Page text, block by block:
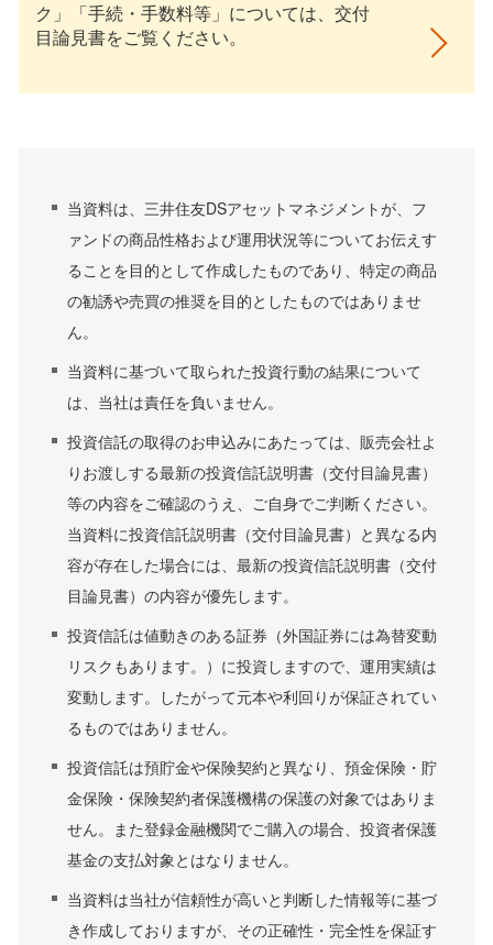
ク」「手続・手数料等」については、交付
目論見書をご覧ください。
当資料は、三井住友DSアセットマネジメントが、フ
ァンドの商品性格および運用状況等についてお伝えす
ることを目的として作成したものであり、特定の商品
の勧誘や売買の推奨を目的としたものではありませ
ん。
当資料に基づいて取られた投資行動の結果について
は、当社は責任を負いません。
投資信託の取得のお申込みにあたっては、販売会社よ
りお渡しする最新の投資信託説明書（交付目論見書）
等の内容をご確認のうえ、ご自身でご判断ください。
当資料に投資信託説明書（交付目論見書）と異なる内
容が存在した場合には、最新の投資信託説明書（交付
目論見書）の内容が優先します。
投資信託は値動きのある証券（外国証券には為替変動
リスクもあります。）に投資しますので、運用実績は
変動します。したがって元本や利回りが保証されてい
るものではありません。
投資信託は預貯金や保険契約と異なり、預金保険・貯
金保険・保険契約者保護機構の保護の対象ではありま
せん。また登録金融機関でご購入の場合、投資者保護
基金の支払対象とはなりません。
当資料は当社が信頼性が高いと判断した情報等に基づ
き作成しておりますが、その正確性・完全性を保証す